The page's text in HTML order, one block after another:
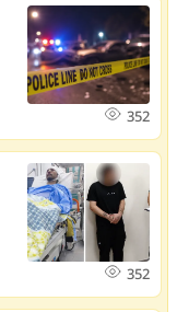
352
352